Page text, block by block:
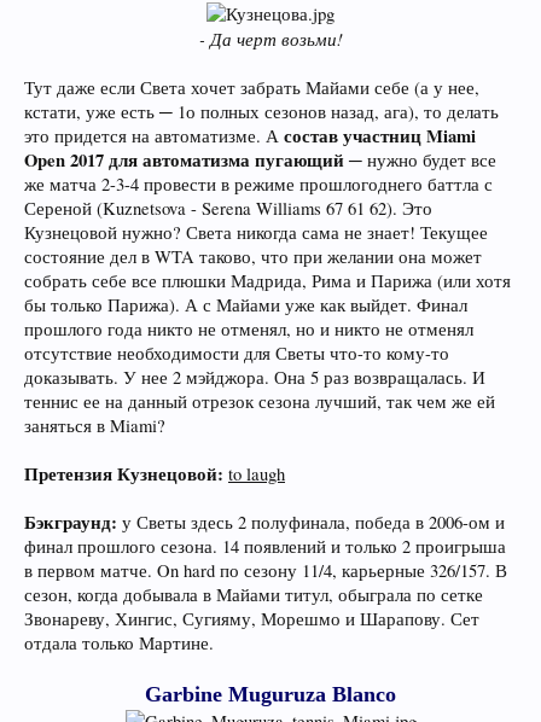
- Да черт возьми!
Тут даже если Света хочет забрать Майами себе (а у нее,
кстати, уже есть ─ 1о полных сезонов назад, ага), то делать
это придется на автоматизме. А состав участниц Miami
Open 2017 для автоматизма пугающий ─ нужно будет все
же матча 2-3-4 провести в режиме прошлогоднего баттла с
Сереной (Kuznetsova - Serena Williams 67 61 62). Это
Кузнецовой нужно? Света никогда сама не знает! Текущее
состояние дел в WTA таково, что при желании она может
собрать себе все плюшки Мадрида, Рима и Парижа (или хотя
бы только Парижа). А с Майами уже как выйдет. Финал
прошлого года никто не отменял, но и никто не отменял
отсутствие необходимости для Светы что-то кому-то
доказывать. У нее 2 мэйджора. Она 5 раз возвращалась. И
теннис ее на данный отрезок сезона лучший, так чем же ей
заняться в Miami?
Претензия Кузнецовой: to laugh
Бэкграунд: у Светы здесь 2 полуфинала, победа в 2006-ом и
финал прошлого сезона. 14 появлений и только 2 проигрыша
в первом матче. On hard по сезону 11/4, карьерные 326/157. В
сезон, когда добывала в Майами титул, обыграла по сетке
Звонареву, Хингис, Сугияму, Морешмо и Шарапову. Сет
отдала только Мартине.
Garbine Muguruza Blanco